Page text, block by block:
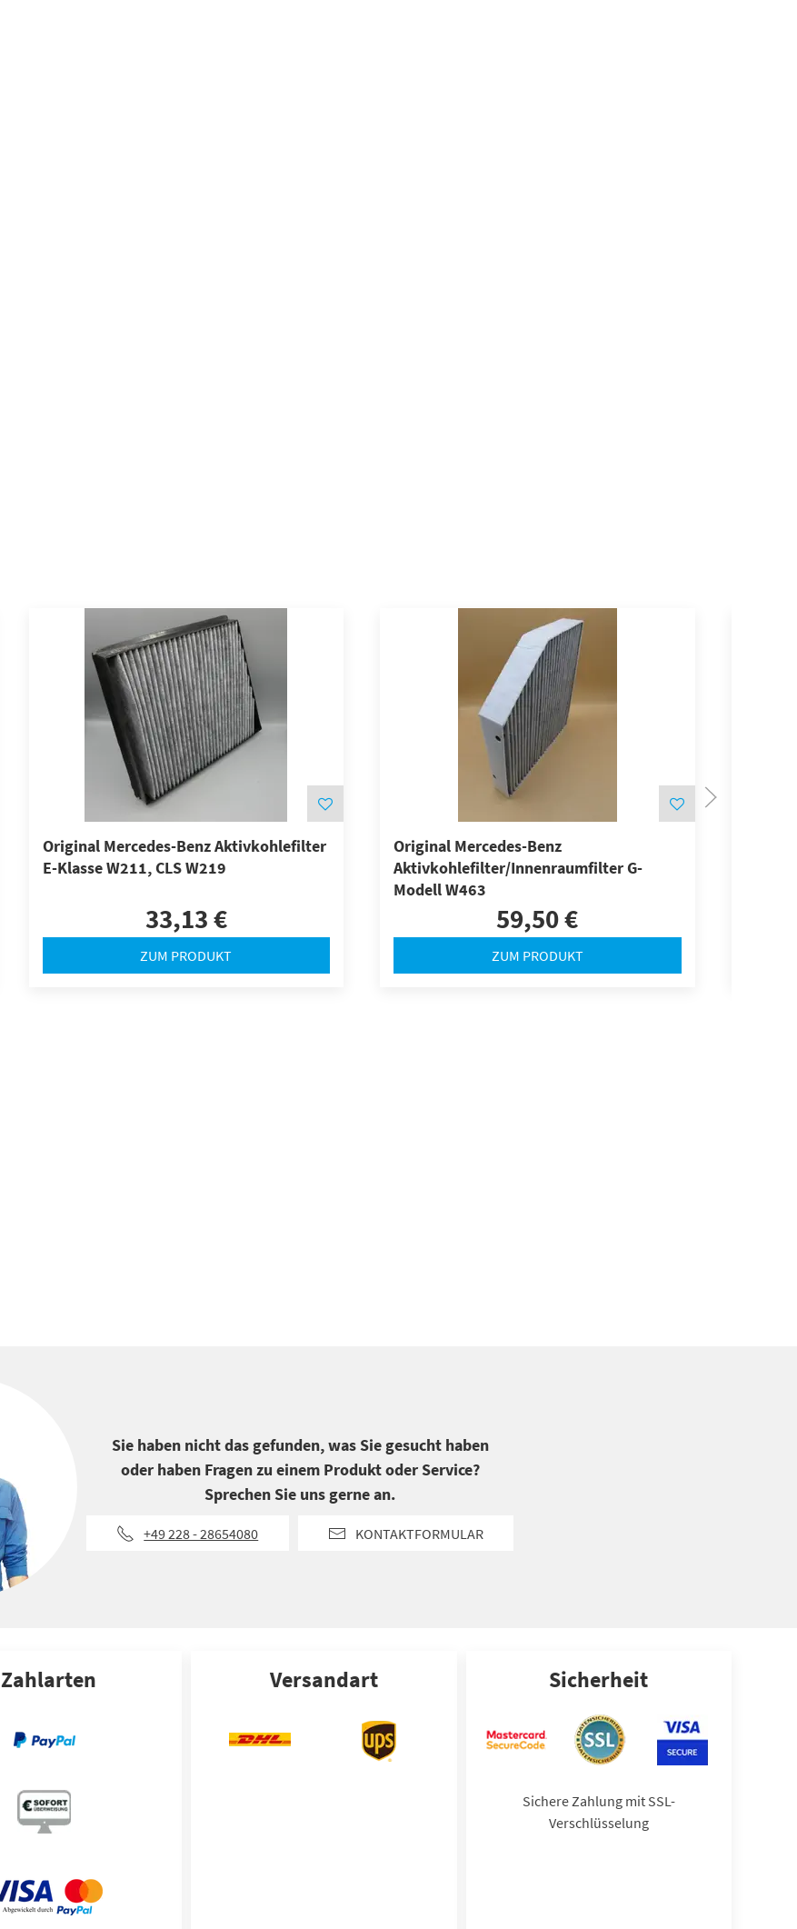
Original Mercedes-Benz Aktivkohlefilter
E-Klasse W211, CLS W219
33,13 €
ZUM PRODUKT
Original Mercedes-Benz
Aktivkohlefilter/Innenraumfilter G-
Modell W463
59,50 €
ZUM PRODUKT
Sie haben nicht das gefunden, was Sie gesucht haben
oder haben Fragen zu einem Produkt oder Service?
Sprechen Sie uns gerne an.
+49 228 - 28654080 KONTAKTFORMULAR
Zahlarten Versandart Sicherheit
Sichere Zahlung mit SSL-
Verschlüsselung